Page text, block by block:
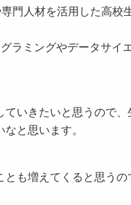
門人材を活用した高校
ラミングやデータサイ
いきたいと思うので
と思います。
も増えてくると思う